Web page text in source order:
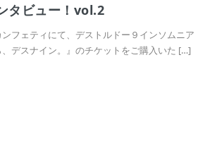
タビュー！vol.2
フェティにて、デストルドー９インソムニア
、デスナイン。』のチケットをご購入いた […]